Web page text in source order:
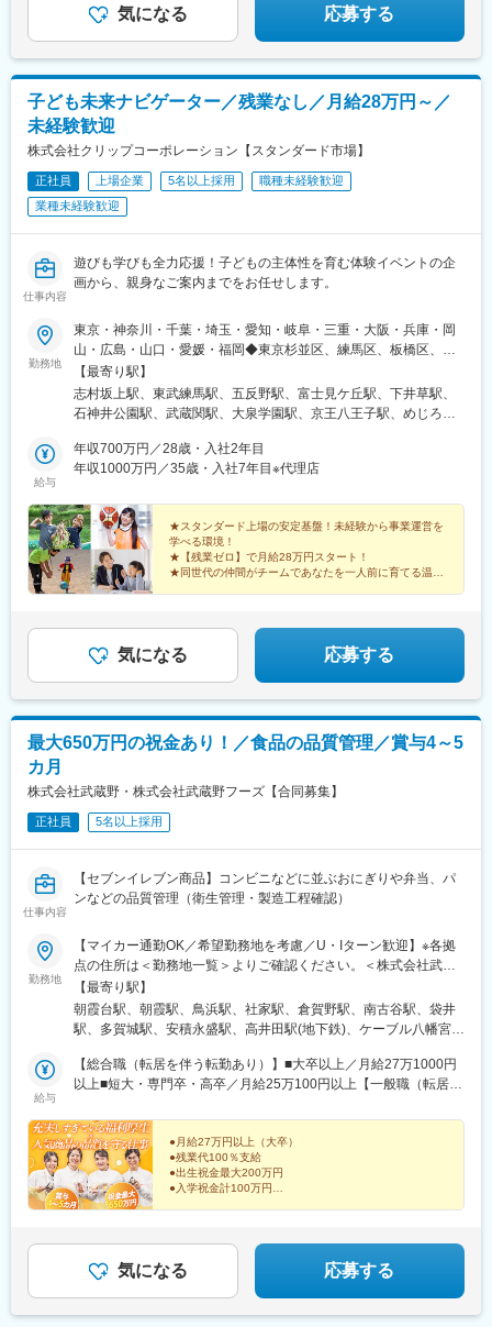
駅、福駅、西大路駅、志紀駅、桜島駅、枚方公園駅、大和田駅(大
白浜の宮駅、明石駅、住吉駅(兵庫県・阪神線)、和歌山港駅、朝来
駅、平端駅、弁天町駅、高井田駅(地下鉄)、香里園駅、宇多津駅、
鷹ノ子駅、中萩駅、伊予三島駅、香西駅、備前西市駅、久々原
駅、東岡山駅、東福山駅、水島駅、中庄駅、大塚駅(広島県)、天神
川駅、山頂駅(岩国城)、櫛ケ浜駅、白木山駅、大山寺駅、神領駅、
野跡駅、稲沢駅、名和駅(愛知県)、印場駅、小泉駅、中菰野駅、豊
明駅、土橋駅(愛知県)、粟ケ崎駅、速星駅、比良駅(愛知県)、黒笹
県・東海道)
気になる 応募する
子ども未来ナビゲーター／残業なし／月給28万円～／
未経験歓迎
株式会社クリップコーポレーション【スタンダード市場】
正社員 上場企業 5名以上採用
職種未経験歓迎
業種未経験歓迎
仕事内容
遊びも学びも全力応援！子どもの主体性を育む体験イベントの企
画から、親身なご案内までをお任せします。
勤務地
東京・神奈川・千葉・埼玉・愛知・岐阜・三重・大阪・兵庫・岡
山・広島・山口・愛媛・福岡◆東京杉並区、練馬区、板橋区、北
区、足立区、荒川区、葛飾区、八王子市、武蔵野市、立川市、小
金井市、府中市、国分寺市、三鷹市、小平市、日野市、東大和
市、西東京市、東久留米市、町田市◆神奈川横浜市、相模原市、
市、習志野市、市川市、八千代市、柏市、松戸市◆埼玉川口市、
所沢市、入間市、新座市、朝霞市、和光市、戸田市、蕨市、草加
市、豊川市、あま市、江南市、大府市、豊田市、知多市、安城
市、みよし市、弥富市、西尾市、岡崎市、東海市、春日井市、稲
沢市、知多郡◆岐阜岐阜市、大垣市、各務原市、海津市、瑞穂
市、本巣郡、羽島郡◆三重桑名市、四日市市、津市、伊賀市、鈴
鹿市、亀山市、員弁郡◆大阪府大阪市、東大阪市、松原市、八尾
市、松山市◆福岡福岡市、春日市、大野城市、筑紫野市、那珂川
【最寄り駅】
志村坂上駅、東武練馬駅、五反野駅、富士見ケ丘駅、下井草駅、
石神井公園駅、武蔵関駅、大泉学園駅、京王八王子駅、めじろ台
丘駅、三鷹駅、武蔵野台駅、日野駅(東京都)、武蔵大和駅、ひばり
ケ丘駅(東京都)、鶴ケ峰駅、上溝駅、東林間駅、相武台前駅、浜野
(愛知県)、新守山駅、浅間町駅、中村公園駅、有松駅、瑞穂運動場
西駅、本笠寺駅、港北駅、塩釜口駅、御器所駅、鳴海駅、西春
駅、名鉄一宮駅、新安城駅、甚目寺駅、大府駅、稲沢駅、布袋
駅、江南駅(愛知県)、春日井駅(名鉄線)、黒田駅(愛知県)、奥町
駅、太田川駅、米野木駅、梅坪駅、北安城駅、西尾駅、諏訪町
駅、大垣駅、駒野駅、穂積駅、岐南駅、北方真桑駅、蘇原駅、市
民公園前駅、名電各務原駅、上野市駅、穴太駅(三重県)、津新町
井尻駅、水城駅、志村三丁目駅、青井駅、井荻駅、白糸台駅、新
鎌ケ谷駅、池下駅、荒子駅、浄心駅、瑞穂区役所駅、尾張一宮
駅(三重県)、高井田駅(地下鉄)、布忍駅、中電前駅、春日原駅、次
郎丸駅、多磨霊園駅、車道駅、西一宮駅、那加駅、西大手駅、舟
入町駅、春日駅(福岡県)
給与
年収700万円／28歳・入社2年目
年収1000万円／35歳・入社7年目※代理店
★スタンダード上場の安定基盤！未経験から事業運営を
学べる環境！
★【残業ゼロ】で月給28万円スタート！
★同世代の仲間がチームであなたを一人前に育てる温か
気になる 応募する
最大650万円の祝金あり！／食品の品質管理／賞与4～5
カ月
株式会社武蔵野・株式会社武蔵野フーズ【合同募集】
正社員 5名以上採用
仕事内容
【セブンイレブン商品】コンビニなどに並ぶおにぎりや弁当、パ
ンなどの品質管理（衛生管理・製造工程確認）
勤務地
【マイカー通勤OK／希望勤務地を考慮／U・Iターン歓迎】※各拠
点の住所は＜勤務地一覧＞よりご確認ください。＜株式会社武蔵
野＞〇埼玉県・埼玉工場・朝霞工場・埼玉麺工場〇神奈川県・横
浜工場・神奈川工場〇静岡県・東海工場〇宮城県・仙台工場〇福
島県・福島工場〇群馬県・群馬工場・群馬フローズンファクトリ
福岡県・福岡工場・北九州工場〇沖縄・沖縄工場＜株式会社武蔵
野フーズ＞〇埼玉県・カムス第1工場 ・カムス第2工場 ・三芳
県・福岡麺工場★一般職は転居を伴う異動なし★受動喫煙対策あ
り★U・Iターン支援あり※2社合同募集。配属先については入社さ
れた法人内でご希望を考慮して決定します。
【最寄り駅】
朝霞台駅、朝霞駅、鳥浜駅、社家駅、倉賀野駅、南古谷駅、袋井
駅、多賀城駅、安積永盛駅、高井田駅(地下鉄)、ケーブル八幡宮山
津駅(兵庫県)、ふじみ野駅、新座駅、瀬高駅、柳瀬川駅、高井田中
央駅
給与
【総合職（転居を伴う転勤あり）】■大卒以上／月給27万1000円
以上■短大・専門卒・高卒／月給25万100円以上【一般職（転居を
卒・高卒／月給21万5200円以上※年齢・経験・能力などを考慮の
上優遇します。※総合職の場合は、転居を伴う異動が発生する場合
がございます。◎別途、賞与年2回と各種手当（時間外手当は全額
支給）を支給！【試用期間中】■大卒以上／月給23万6100円以上■
短大・専門卒・高卒／月給21万5200円以上＜各社共通＞
●月給27万円以上（大卒）
●残業代100％支給
●出生祝金最大200万円
●入学祝金計100万円
これからもずっと、安心して働ける！理想のキャリアを
実現。
気になる 応募する